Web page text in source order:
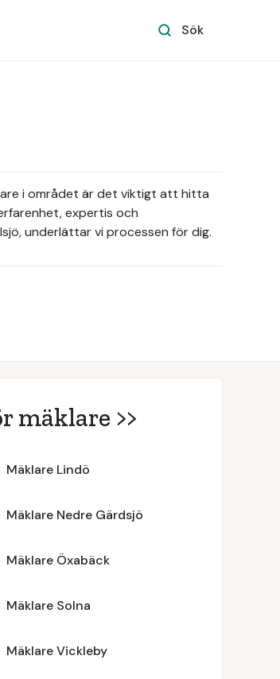
Sök
i området är det viktigt att hitta
expertis och
underlättar vi processen för dig.
mäklare >>
Mäklare Lindö
Mäklare Nedre Gärdsjö
Mäklare Öxabäck
Mäklare Solna
Mäklare Vickleby